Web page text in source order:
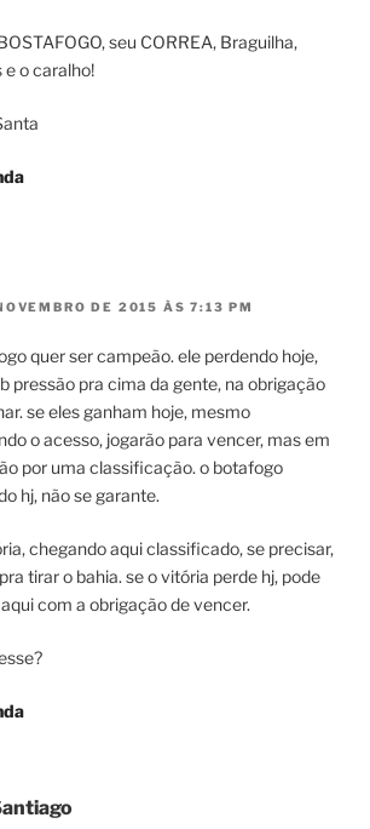
seu CORREA, Braguilha,
e o caralho!
DE 2015 ÀS 7:13 PM
quer ser campeão. ele perdendo hoje,
pressão pra cima da gente, na obrigação
se eles ganham hoje, mesmo
o acesso, jogarão para vencer, mas em
por uma classificação. o botafogo
hj, não se garante.
chegando aqui classificado, se precisar,
tirar o bahia. se o vitória perde hj, pode
com a obrigação de vencer.